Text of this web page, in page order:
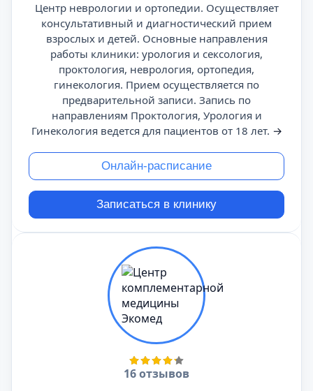
Центр неврологии и ортопедии. Осуществляет
консультативный и диагностический прием
взрослых и детей. Основные направления
работы клиники: урология и сексология,
проктология, неврология, ортопедия,
гинекология. Прием осуществляется по
предварительной записи. Запись по
направлениям Проктология, Урология и
Гинекология ведется для пациентов от 18 лет. →
Онлайн-расписание
Записаться в клинику
16 отзывов